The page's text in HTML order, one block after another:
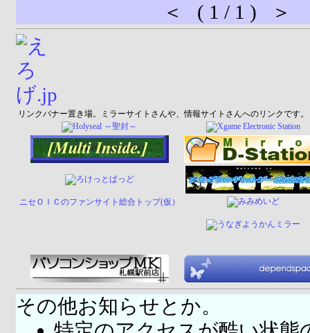
＜ ( 1 / 1 ) ＞
リンクバナー置き場。ミラーサイトさんや、情報サイトさんへのリンクです。
ニセＯＩＣのファンサイト総合トップ(仮）
その他お知らせとか。